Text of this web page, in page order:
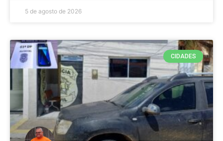
5 de agosto de 2026
CIDADES